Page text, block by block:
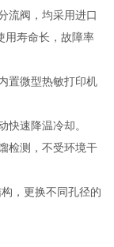
流阀，均采用进口
用寿命长，故障率
置微型热敏打印机
快速降温冷却。
检测，不受环境干
，更换不同孔径的